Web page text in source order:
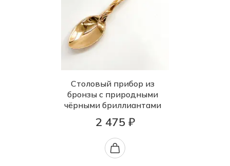
Столовый прибор из
бронзы с природными
чёрными бриллиантами
2 475 ₽